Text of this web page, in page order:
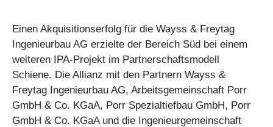
Einen Akquisitionserfolg für die Wayss & Freytag
Ingenieurbau AG erzielte der Bereich Süd bei einem
weiteren IPA-Projekt im Partnerschaftsmodell
Schiene. Die Allianz mit den Partnern Wayss &
Freytag Ingenieurbau AG, Arbeitsgemeinschaft Porr
GmbH & Co. KGaA, Porr Spezialtiefbau GmbH, Porr
GmbH & Co. KGaA und die Ingenieurgemeinschaft